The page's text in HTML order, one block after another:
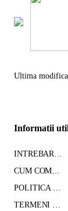
Ultima
Informatii
INTREBARI FRECVENTE
CUM COMAND - TRANSPORT - PLATA
POLITICA DE CONFIDENTIALITATE
TERMENI SI CONDITII